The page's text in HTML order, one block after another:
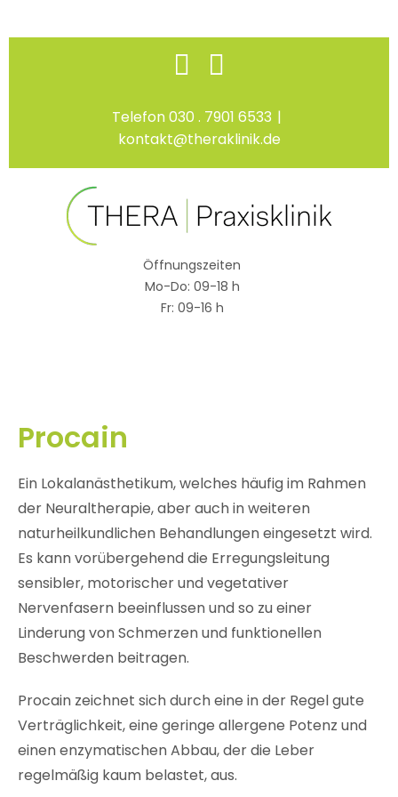
Skip
Facebook
Telefon 030 . 7901 6533 |
kontakt@theraklinik.de
Öffnungszeiten
Mo-Do: 09-18 h
Fr: 09-16 h
Procain
Ein Lokalanästhetikum, welches häufig im Rahmen
der Neuraltherapie, aber auch in weiteren
naturheilkundlichen Behandlungen eingesetzt wird.
Es kann vorübergehend die Erregungsleitung
sensibler, motorischer und vegetativer
Nervenfasern beeinflussen und so zu einer
Linderung von Schmerzen und funktionellen
Beschwerden beitragen.
Procain zeichnet sich durch eine in der Regel gute
Verträglichkeit, eine geringe allergene Potenz und
einen enzymatischen Abbau, der die Leber
regelmäßig kaum belastet, aus.